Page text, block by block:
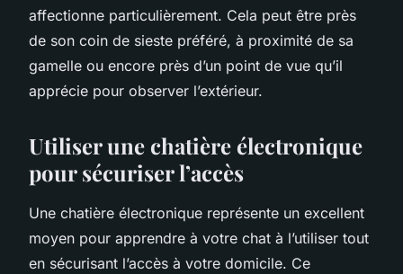
affectionne particulièrement. Cela peut être près
de son coin de sieste préféré, à proximité de sa
gamelle ou encore près d’un point de vue qu’il
apprécie pour observer l’extérieur.
Utiliser une chatière électronique
pour sécuriser l’accès
Une chatière électronique représente un excellent
moyen pour apprendre à votre chat à l’utiliser tout
en sécurisant l’accès à votre domicile. Ce